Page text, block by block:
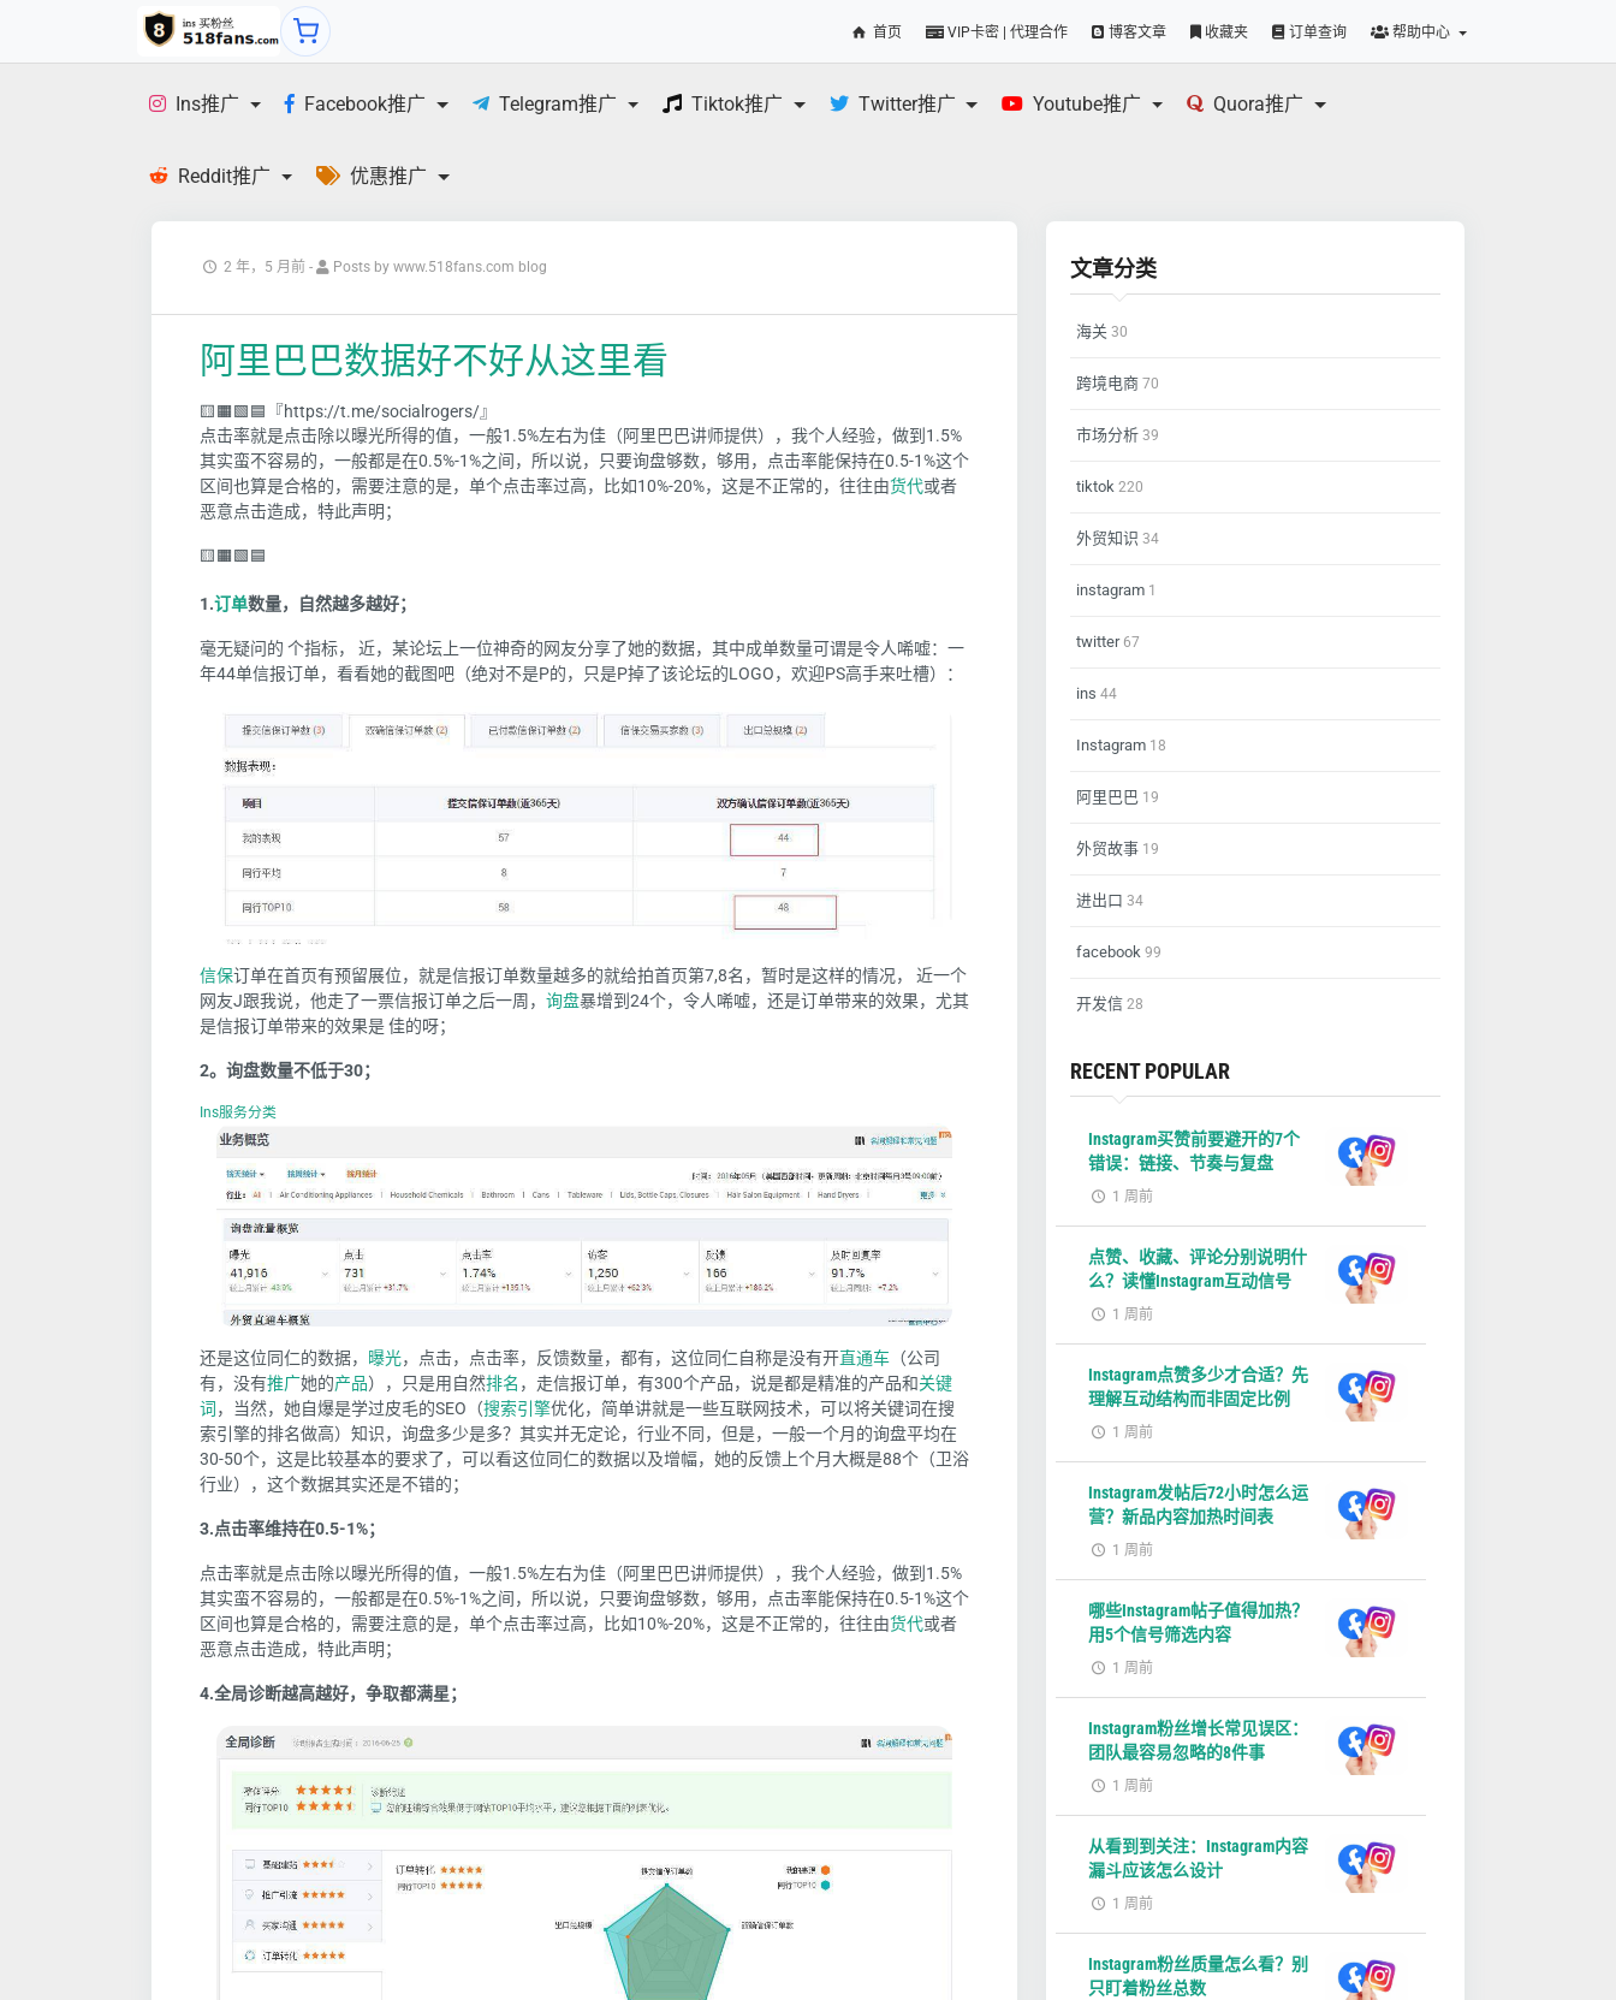
首页 VIP卡密 | 代理合作 博客文章 收藏夹 订单查询 帮助中心
Ins推广 Facebook推广 Telegram推广 Tiktok推广 Twitter推广 Youtube推广 Quora推广
Reddit推广 优惠推广
2 年，5 月前 - Posts by www.518fans.com blog
阿里巴巴数据好不好从这里看
🟨🟧🟩🟦『https://t.me/socialrogers/』
点击率就是点击除以曝光所得的值，一般1.5%左右为佳（阿里巴巴讲师提供），我个人经验，做到1.5%
其实蛮不容易的，一般都是在0.5%-1%之间，所以说，只要询盘够数，够用，点击率能保持在0.5-1%这个
区间也算是合格的，需要注意的是，单个点击率过高，比如10%-20%，这是不正常的，往往由货代或者
恶意点击造成，特此声明；
🟨🟧🟩🟦
1.订单数量，自然越多越好；
毫无疑问的 个指标， 近，某论坛上一位神奇的网友分享了她的数据，其中成单数量可谓是令人唏嘘：一
年44单信报订单，看看她的截图吧（绝对不是P的，只是P掉了该论坛的LOGO，欢迎PS高手来吐槽）：
信保订单在首页有预留展位，就是信报订单数量越多的就给拍首页第7,8名，暂时是这样的情况， 近一个
网友J跟我说，他走了一票信报订单之后一周， 询盘暴增到24个，令人唏嘘，还是订单带来的效果，尤其
是信报订单带来的效果是 佳的呀；
2。询盘数量不低于30；
Ins服务分类
还是这位同仁的数据， 曝光，点击，点击率，反馈数量，都有，这位同仁自称是没有开直通车 （公司
有，没有推广她的产品），只是用自然排名 ，走信报订单，有300个产品，说是都是精准的产品和关键
词，当然，她自爆是学过皮毛的SEO（搜索引擎优化，简单讲就是一些互联网技术，可以将关键词在搜
索引擎的排名做高）知识，询盘多少是多？其实并无定论，行业不同，但是，一般一个月的询盘平均在
30-50个，这是比较基本的要求了，可以看这位同仁的数据以及增幅，她的反馈上个月大概是88个（卫浴
行业），这个数据其实还是不错的；
3.点击率维持在0.5-1%；
点击率就是点击除以曝光所得的值，一般1.5%左右为佳（阿里巴巴讲师提供），我个人经验，做到1.5%
其实蛮不容易的，一般都是在0.5%-1%之间，所以说，只要询盘够数，够用，点击率能保持在0.5-1%这个
区间也算是合格的，需要注意的是，单个点击率过高，比如10%-20%，这是不正常的，往往由货代或者
恶意点击造成，特此声明；
4.全局诊断越高越好，争取都满星；
文章分类
海关 30
跨境电商 70
市场分析 39
tiktok 220
外贸知识 34
instagram 1
twitter67
ins 44
Instagram 18
阿里巴巴 19
外贸故事 19
进出口 34
facebook 99
开发信 28
RECENT POPULAR
Instagram买赞前要避开的7个
错误：链接、节奏与复盘
1 周前
点赞、收藏、评论分别说明什
么？读懂Instagram互动信号
1 周前
Instagram点赞多少才合适？先
理解互动结构而非固定比例
1 周前
Instagram发帖后72小时怎么运
营？新品内容加热时间表
1 周前
哪些Instagram帖子值得加热？
用5个信号筛选内容
1 周前
Instagram粉丝增长常见误区：
团队最容易忽略的8件事
1 周前
从看到到关注：Instagram内容
漏斗应该怎么设计
1 周前
Instagram粉丝质量怎么看？别
只盯着粉丝总数